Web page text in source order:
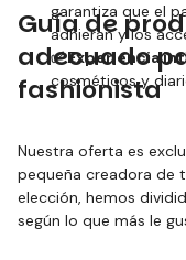
garantiza que el
adhieran y los
✅ Experiencia
cosméticos y
Guía de
adecuado
fashionista
Nuestra oferta es
pequeña creadora de
elección, hemos
según lo que más le